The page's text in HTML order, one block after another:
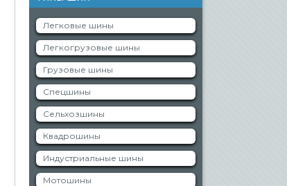
Легковые шины
Легкогрузовые шины
Грузовые шины
Спецшины
Сельхозшины
Квадрошины
Индустриальные шины
Мотошины